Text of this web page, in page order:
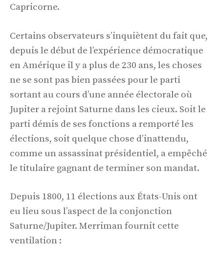
Capricorne.
Certains observateurs s’inquiètent du fait que,
depuis le début de l’expérience démocratique
en Amérique il y a plus de 230 ans, les choses
ne se sont pas bien passées pour le parti
sortant au cours d’une année électorale où
Jupiter a rejoint Saturne dans les cieux. Soit le
parti démis de ses fonctions a remporté les
élections, soit quelque chose d’inattendu,
comme un assassinat présidentiel, a empêché
le titulaire gagnant de terminer son mandat.
Depuis 1800, 11 élections aux États-Unis ont
eu lieu sous l’aspect de la conjonction
Saturne/Jupiter. Merriman fournit cette
ventilation :